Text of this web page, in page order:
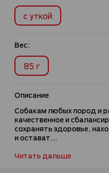
с уткой
Вес:
85 г
Описание
Собакам любых пород и
качественное и
сохранять здоровье,
и остават...
Читать дальше